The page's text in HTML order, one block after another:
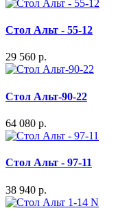
Стол Альт - 55-12
29 560 р.
Стол Альт-90-22
64 080 р.
Стол Альт - 97-11
38 940 р.